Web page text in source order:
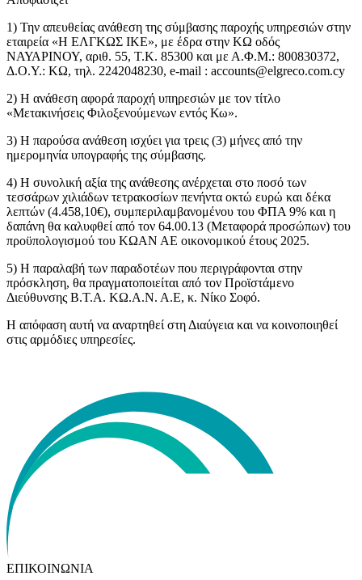
1) Την απευθείας ανάθεση της σύμβασης παροχής υπηρεσιών στην
εταιρεία «H EΛΓΚΩΣ ΙΚΕ», με έδρα στην ΚΩ οδός
ΝΑΥΑΡΙΝΟΥ, αριθ. 55, Τ.Κ. 85300 και με Α.Φ.Μ.: 800830372,
Δ.Ο.Υ.: ΚΩ, τηλ. 2242048230, e-mail : accounts@elgreco.com.cy
2) Η ανάθεση αφορά παροχή υπηρεσιών με τον τίτλο
«Μετακινήσεις Φιλοξενούμενων εντός Κω».
3) Η παρούσα ανάθεση ισχύει για τρεις (3) μήνες από την
ημερομηνία υπογραφής της σύμβασης.
4) Η συνολική αξία της ανάθεσης ανέρχεται στο ποσό των
τεσσάρων χιλιάδων τετρακοσίων πενήντα οκτώ ευρώ και δέκα
λεπτών (4.458,10€), συμπεριλαμβανομένου του ΦΠΑ 9% και η
δαπάνη θα καλυφθεί από τον 64.00.13 (Μεταφορά προσώπων) του
προϋπολογισμού του ΚΩΑΝ ΑΕ οικονομικού έτους 2025.
5) Η παραλαβή των παραδοτέων που περιγράφονται στην
πρόσκληση, θα πραγματοποιείται από τον Προϊστάμενο
Διεύθυνσης Β.Τ.Α. ΚΩ.Α.Ν. Α.Ε, κ. Νίκο Σοφό.
Η απόφαση αυτή να αναρτηθεί στη Διαύγεια και να κοινοποιηθεί
στις αρμόδιες υπηρεσίες.
ΕΠΙΚΟΙΝΩΝΙΑ